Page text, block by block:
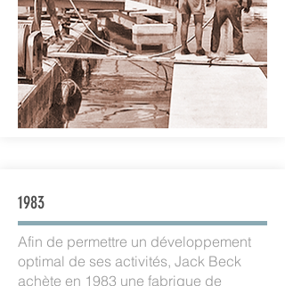
1983
Afin de permettre un développement
optimal de ses activités, Jack Beck
achète en 1983 une fabrique de